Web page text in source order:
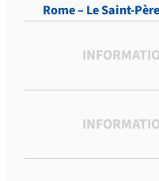
Rome – Le Saint-